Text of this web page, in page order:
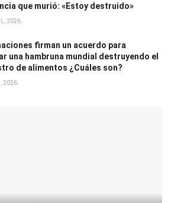
que murió: «Estoy destruido»
2026
firman un acuerdo para
una hambruna mundial destruyendo el
de alimentos ¿Cuáles son?
2026